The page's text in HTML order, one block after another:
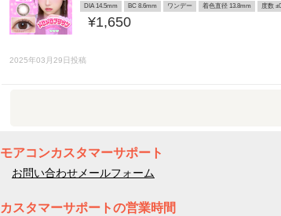
DIA 14.5mm BC 8.6mm ワンデー 着色直径 13.8mm 度数
¥1,650
2025年03月29日投稿
モアコンカスタマーサポート
お問い合わせメールフォーム
カスタマーサポートの営業時間